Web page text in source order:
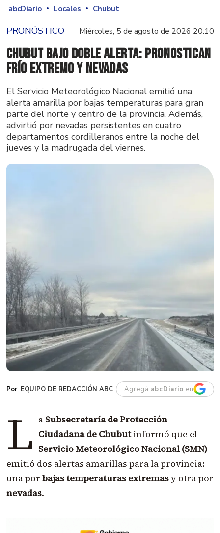
abcDiario Locales Chubut
PRONÓSTICO Miércoles, 5 de agosto de 2026 20:10
Chubut bajo doble alerta: pronostican
frío extremo y nevadas
El Servicio Meteorológico Nacional emitió una
alerta amarilla por bajas temperaturas para gran
parte del norte y centro de la provincia. Además,
advirtió por nevadas persistentes en cuatro
departamentos cordilleranos entre la noche del
jueves y la madrugada del viernes.
EQUIPO DE REDACCIÓN ABC Agregá abcDiario en
L a Subsecretaría de Protección
Ciudadana de Chubutinformó que el
Servicio Meteorológico Nacional (SMN)
emitió dos alertas amarillas para la provincia:
una por bajas temperaturas extremasy otra por
nevadas.